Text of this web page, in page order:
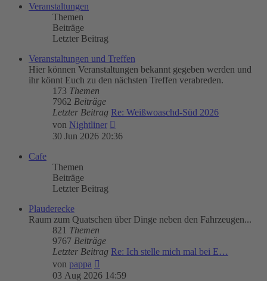
Veranstaltungen
Themen
Beiträge
Letzter Beitrag
Veranstaltungen und Treffen
Hier können Veranstaltungen bekannt gegeben werden und
ihr könnt Euch zu den nächsten Treffen verabreden.
173 Themen
7962 Beiträge
Letzter Beitrag Re: Weißwoaschd-Süd 2026
von Nightliner
Beitrag
30 Jun 2026 20:36
Cafe
Themen
Beiträge
Letzter Beitrag
Plauderecke
Raum zum Quatschen über Dinge neben den Fahrzeugen...
821 Themen
9767 Beiträge
Letzter Beitrag Re: Ich stelle mich mal bei E…
von pappa
Beitrag
03 Aug 2026 14:59